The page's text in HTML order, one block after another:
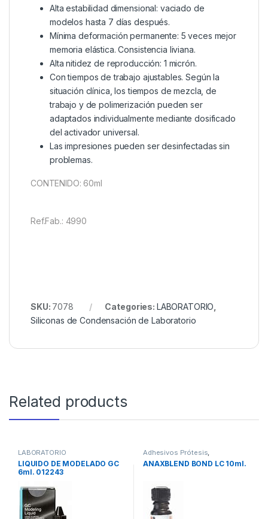
Alta estabilidad dimensional: vaciado de
modelos hasta 7 días después.
Mínima deformación permanente: 5 veces mejor
memoria elástica. Consistencia liviana.
Alta nitidez de reproducción: 1 micrón.
Con tiempos de trabajo ajustables. Según la
situación clínica, los tiempos de mezcla, de
trabajo y de polimerización pueden ser
adaptados individualmente mediante dosificado
del activador universal.
Las impresiones pueden ser desinfectadas sin
problemas.
CONTENIDO: 60ml
Ref.Fab.: 4990
SKU: 7078 Categories: LABORATORIO
Siliconas de Condensación de Laboratorio
Related products
LABORATORIO
LIQUIDO DE MODELADO GC
6ml. 012243
Adhesivos Prótesis
ANAXBLEND BOND LC 10ml.